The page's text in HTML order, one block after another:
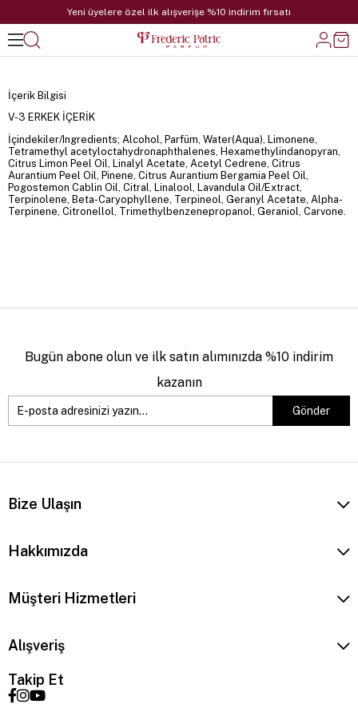
Yeni üyelere özel ilk alışverişe %10 indirim fırsatı
İçerik Bilgisi
V-3 ERKEK İÇERİK
İçindekiler/Ingredients; Alcohol, Parfüm, Water(Aqua), Limonene,
Tetramethyl acetyloctahydronaphthalenes, Hexamethylindanopyran,
Citrus Limon Peel Oil, Linalyl Acetate, Acetyl Cedrene, Citrus
Aurantium Peel Oil, Pinene, Citrus Aurantium Bergamia Peel Oil,
Pogostemon Cablin Oil, Citral, Linalool, Lavandula Oil/Extract,
Terpinolene, Beta-Caryophyllene, Terpineol, Geranyl Acetate, Alpha-
Terpinene, Citronellol, Trimethylbenzenepropanol, Geraniol, Carvone.
Bugün abone olun ve ilk satın alımınızda %10 indirim
kazanın
Gönder
Bize Ulaşın
Hakkımızda
Müşteri Hizmetleri
Alışveriş
Takip Et